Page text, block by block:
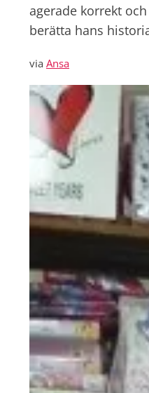
agerade korrekt
berätta hans
via Ansa